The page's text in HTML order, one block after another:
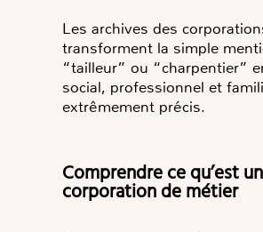
Les archives des
transforment la simple
“tailleur” ou “charpentier”
social, professionnel et
extrêmement précis.
Comprendre ce qu’est une
corporation de métier